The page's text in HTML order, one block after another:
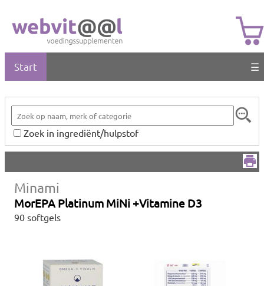
Start ☰
Zoek in ingrediënt/hulpstof
Minami
MorEPA Platinum MiNi +Vitamine D3
90 softgels